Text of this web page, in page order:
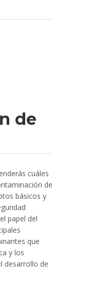
de
cuáles
de
básicos y
papel del
que
y los
desarrollo de